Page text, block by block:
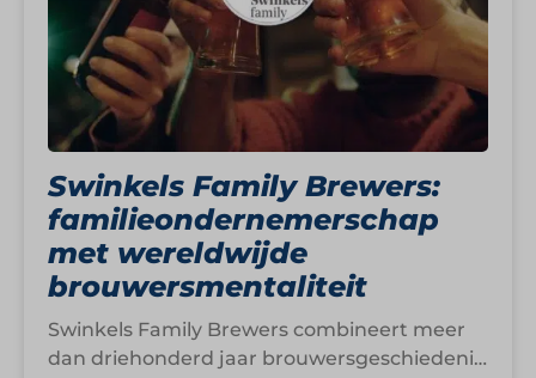
Swinkels Family Brewers:
familieondernemerschap
met wereldwijde
brouwersmentaliteit
Swinkels Family Brewers combineert meer
dan driehonderd jaar brouwersgeschiedenis